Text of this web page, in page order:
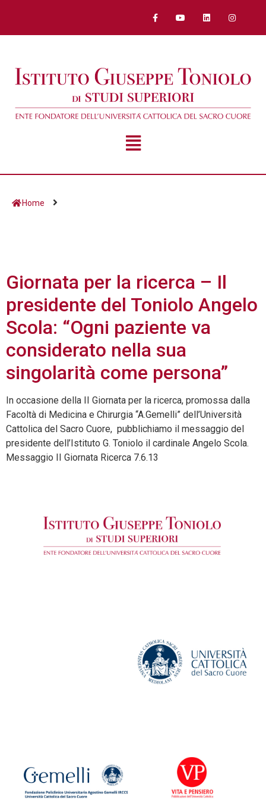
Home
Giornata per la ricerca – Il
presidente del Toniolo Angelo
Scola: “Ogni paziente va
considerato nella sua
singolarità come persona”
In occasione della II Giornata per la ricerca, promossa dalla
Facoltà di Medicina e Chirurgia “A.Gemelli” dell’Università
Cattolica del Sacro Cuore, pubblichiamo il messaggio del
presidente dell’Istituto G. Toniolo il cardinale Angelo Scola.
Messaggio II Giornata Ricerca 7.6.13